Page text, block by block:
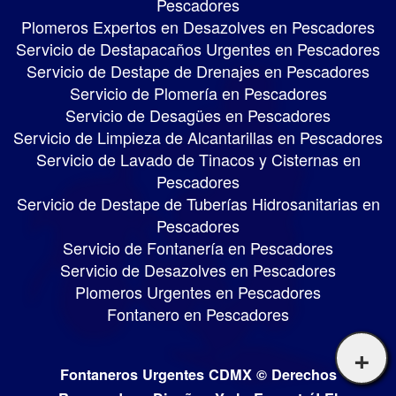
Pescadores
Plomeros Expertos en Desazolves en Pescadores
Servicio de Destapacaños Urgentes en Pescadores
Servicio de Destape de Drenajes en Pescadores
Servicio de Plomería en Pescadores
Servicio de Desagües en Pescadores
Servicio de Limpieza de Alcantarillas en Pescadores
Servicio de Lavado de Tinacos y Cisternas en
Pescadores
Servicio de Destape de Tuberías Hidrosanitarias en
Pescadores
Servicio de Fontanería en Pescadores
Servicio de Desazolves en Pescadores
Plomeros Urgentes en Pescadores
Fontanero en Pescadores
Fontaneros Urgentes CDMX © Derechos
+